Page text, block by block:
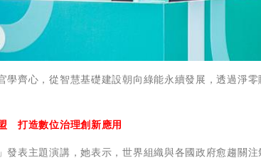
學齊心，從智慧基礎建設朝向綠能永續發展，透過淨
打造數位治理創新應用
發表主題演講，她表示，世界組織與各國政府愈趨關